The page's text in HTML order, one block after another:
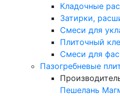
Кладочные
Затирки,
Смеси для
Плиточный
Смеси для
Пазогребневые
Пешелань